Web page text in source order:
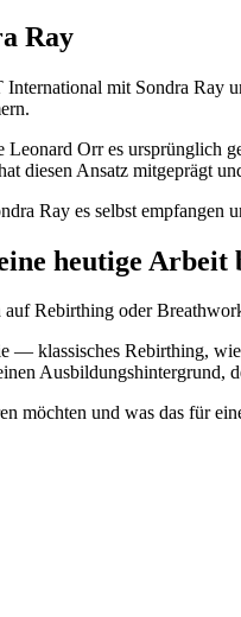
Ray
International mit Sondra
Orr es ursprünglich
diesen Ansatz mitgeprägt
Ray es selbst empfangen
heutige Arbeit
Rebirthing oder
— klassisches Rebirthing,
Ausbildungshintergrund,
möchten und was das für